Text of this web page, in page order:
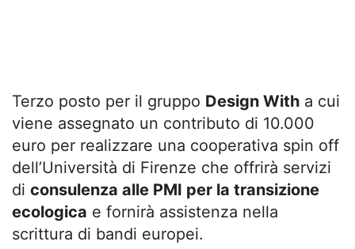
Terzo posto per il gruppo Design With a cui
viene assegnato un contributo di 10.000
euro per realizzare una cooperativa spin off
dell’Università di Firenze che offrirà servizi
di consulenza alle PMI per la transizione
ecologica e fornirà assistenza nella
scrittura di bandi europei.